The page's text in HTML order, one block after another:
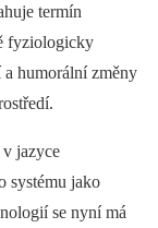
termín
fyziologicky
humorální změny
jazyce
systému jako
se nyní má